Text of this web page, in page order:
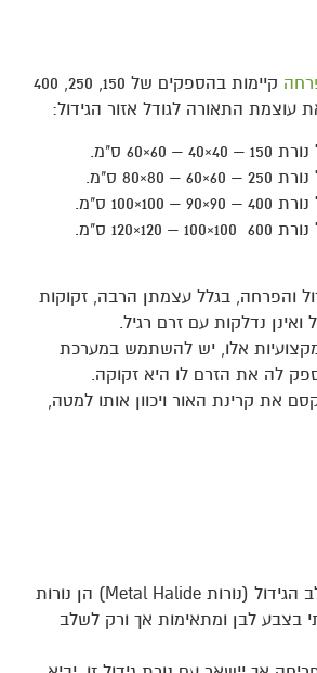
קיימות בהספקים של 150, 250, 400
60×60 ס"מ.
80×80 ס"מ.
ס"מ.
ס"מ.
והפרחה, בגלל עצמתן הרבה, זקוקות
ואינן נדלקות עם זרם רגיל.
אלו, יש להשתמש במערכת
לה את הזרם לו היא זקוקה.
את קרינת האור ויכוון אותו למטה,
נורות מקצועיות לשלב הגידול (נורות Metal Halide) הן נורות
בצבע לבן ומתאימות אך ורק לשלב